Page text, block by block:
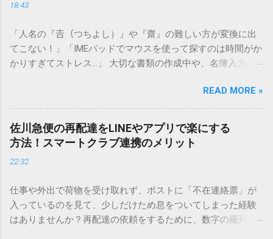
18:43
「人名の『𠮷（つちよし）』や『齋』の難しい方が変換に出
てこない！」「IMEパッドでマウスを使って探すのは時間がか
かりすぎてストレス…」 大切な書類の作成中や、名簿入力を
てしまいますよね。多くの人が「IMEパッド（手書き入力）」
を使いますが、実はマウスで一画ずつ書くのは非効率です
し、似た漢字が多すぎて結局見つからないことも少なくあり
ません。 そこで今回は、IMEパッドを使わずに、特定のコー
ドを打ち込むだけで一瞬で旧字や外字、特殊記号を呼び出す
「文字コード入力」のテクニックを詳しく解説します。 この
必要はありません。 1. なぜ「変換」しても旧字・外字が出て
こないのか？ そもそも、なぜ普通の変換で出てこない漢字が
あるのでしょうか。その理由は、パソコンが文字を認識する
READ MORE »
佐川急便の再配達をLINEやアプリで楽にする
方法！スマートクラブ連携のメリット
22:32
仕事や外出で荷物を受け取れず、ポストに「不在連絡票」が
入っているのを見て、少しだけため息をついてしまった経験
はありませんか？再配達の依頼をするために、数字の羅列を